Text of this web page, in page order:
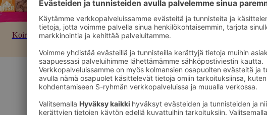
Koirat Koiran vesilelut